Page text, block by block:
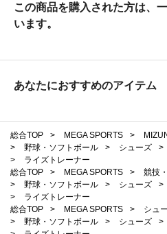
この商品を購入された方は、
います。
あなたにおすすめのアイテム
総合TOP > MEGA SPORTS >
>
野球・ソフトボール > シューズ >
>
ライズトレーナー
総合TOP
> MEGA SPORTS >
競技
>
野球・ソフトボール > シューズ >
>
ライズトレーナー
総合TOP
> MEGA SPORTS >
シュ
>
野球・ソフトボール > シューズ >